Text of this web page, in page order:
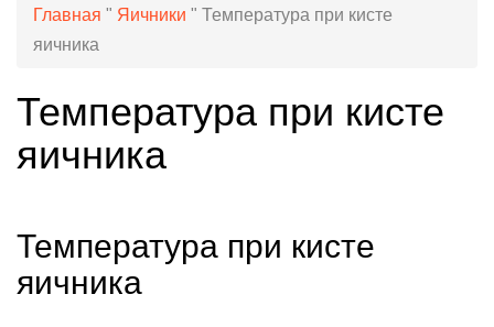
Главная " Яичники " Температура при кисте
яичника
Температура при кисте
яичника
Температура при кисте
яичника